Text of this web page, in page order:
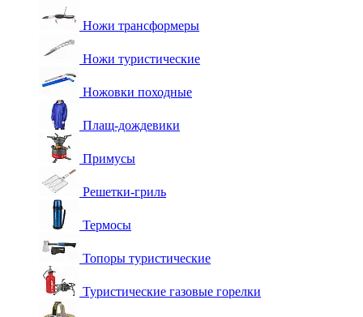
Ножи трансформеры
Ножи туристические
Ножовки походные
Плащ-дождевики
Примусы
Решетки-гриль
Термосы
Топоры туристические
Туристические газовые горелки